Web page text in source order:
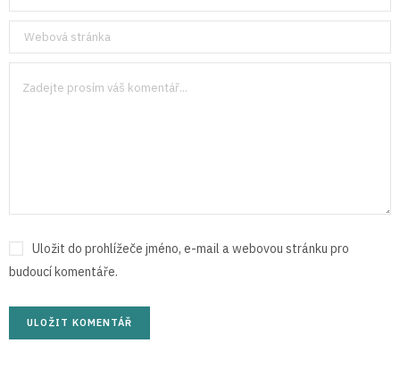
Uložit do prohlížeče jméno, e-mail a webovou stránku pro
budoucí komentáře.